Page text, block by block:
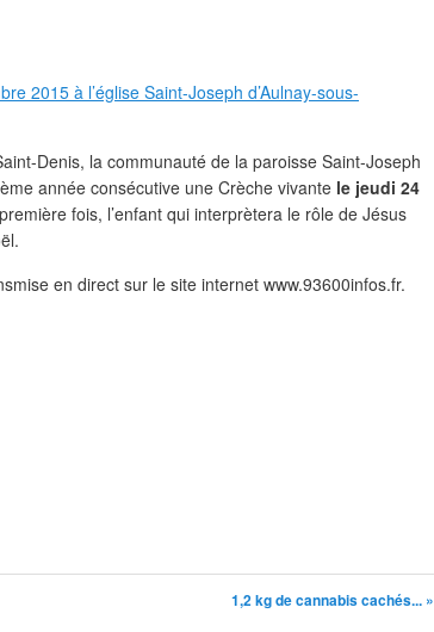
Denis, la communauté de la paroisse Saint-Joseph
année consécutive une Crèche vivante le jeudi 24
fois, l’enfant qui interprètera le rôle de Jésus
en direct sur le site internet www.93600infos.fr.
1,2 kg de cannabis cachés... »